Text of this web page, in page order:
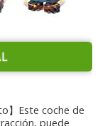
】Este coche de
puede